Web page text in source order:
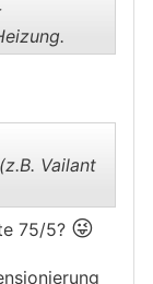
Vailant
75/5? 😜